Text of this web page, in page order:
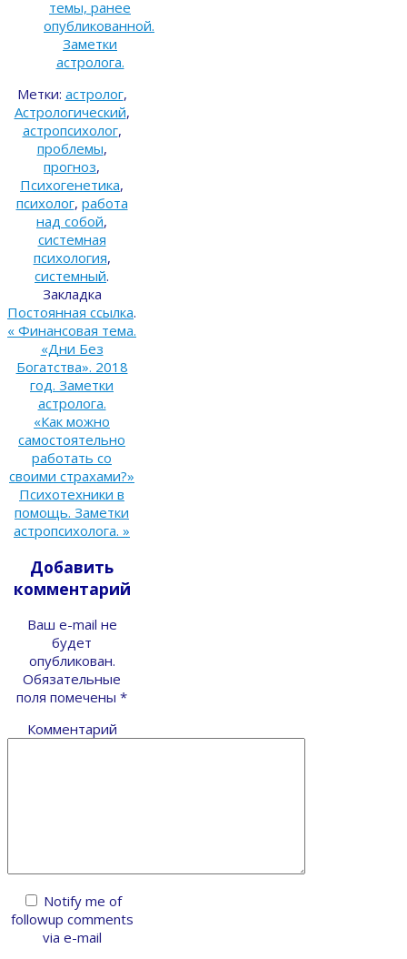
темы, ранее
опубликованной.
Заметки
астролога.
Метки: астролог,
Астрологический,
астропсихолог,
проблемы,
прогноз,
Психогенетика,
психолог, работа
над собой,
системная
психология,
системный.
Закладка
Постоянная ссылка.
« Финансовая тема.
«Дни Без
Богатства». 2018
год. Заметки
астролога.
«Как можно
самостоятельно
работать со
своими страхами?»
Психотехники в
помощь. Заметки
астропсихолога. »
Добавить
комментарий
Ваш e-mail не
будет
опубликован.
Обязательные
поля помечены *
Комментарий
Notify me of
followup comments
via e-mail